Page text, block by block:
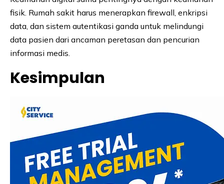
fisik. Rumah sakit harus menerapkan firewall, enkripsi
data, dan sistem autentikasi ganda untuk melindungi
data pasien dari ancaman peretasan dan pencurian
informasi medis.
Kesimpulan